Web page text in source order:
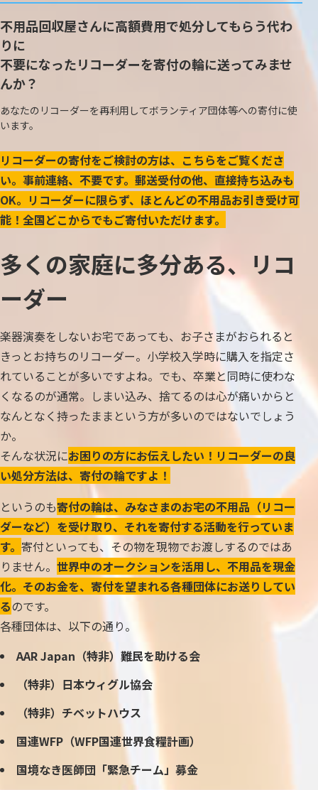
不用品回収屋さんに高額費用で処分してもらう代わ
りに
不要になったリコーダーを寄付の輪に送ってみませ
んか？
あなたのリコーダーを再利用してボランティア団体等への寄付に使
います。
リコーダーの寄付をご検討の方は、こちらをご覧くださ
い。事前連絡、不要です。郵送受付の他、直接持ち込みも
OK。リコーダーに限らず、ほとんどの不用品お引き受け可
能！全国どこからでもご寄付いただけます。
多くの家庭に多分ある、リコ
ーダー
楽器演奏をしないお宅であっても、お子さまがおられると
きっとお持ちのリコーダー。小学校入学時に購入を指定さ
れていることが多いですよね。でも、卒業と同時に使わな
くなるのが通常。しまい込み、捨てるのは心が痛いからと
なんとなく持ったままという方が多いのではないでしょう
か。
そんな状況にお困りの方にお伝えしたい！リコーダーの良
い処分方法は、寄付の輪ですよ！
というのも寄付の輪は、みなさまのお宅の不用品（リコー
ダーなど）を受け取り、それを寄付する活動を行っていま
す。 寄付といっても、その物を現物でお渡しするのではあ
りません。 世界中のオークションを活用し、不用品を現金
化。そのお金を、寄付を望まれる各種団体にお送りしてい
るのです。
各種団体は、以下の通り。
AAR Japan（特非）難民を助ける会
（特非）日本ウィグル協会
（特非）チベットハウス
国連WFP（WFP国連世界食糧計画）
国境なき医師団「緊急チーム」募金